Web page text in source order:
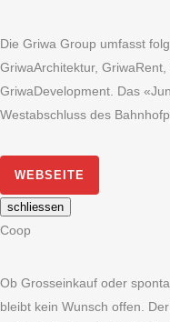
Die Griwa Group umfasst
GriwaArchitektur,
GriwaDevelopment. Das
Westabschluss des
WEBSEITE
schliessen
Coop
Ob Grosseinkauf oder
bleibt kein Wunsch offen.